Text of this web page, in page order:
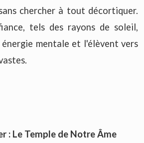
chercher à tout décortiquer.
tels des rayons de soleil,
mentale et l'élèvent vers
: Le Temple de Notre Âme